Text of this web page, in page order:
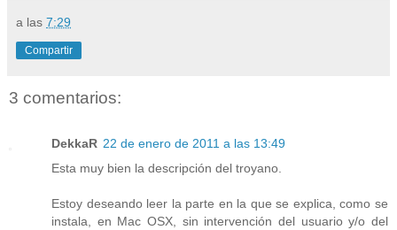
a las 7:29
Compartir
3 comentarios:
DekkaR 22 de enero de 2011 a las 13:49
Esta muy bien la descripción del troyano.
Estoy deseando leer la parte en la que se explica, como se
instala, en Mac OSX, sin intervención del usuario y/o del